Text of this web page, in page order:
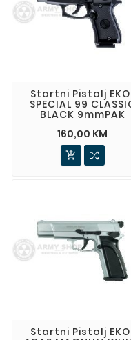
Startni Pistolj
SPECIAL 99
BLACK 9mmPAK
160,00 KM

Startni Pistolj